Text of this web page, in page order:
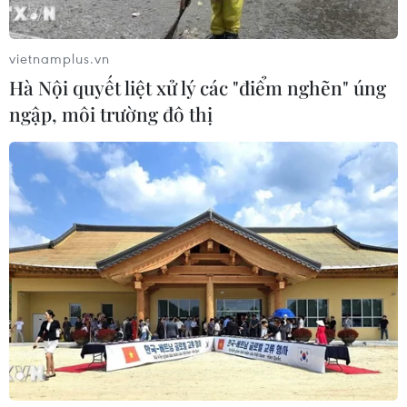
Thái Lan phát hiện hóa thạch khủng
long ăn thịt hơn 130 triệu năm tuổi
05/08/2026 00:00
WHO ghi nhận tín hiệu tích cực từ
thử nghiệm điều trị Ebola tại Congo
04/08/2026 22:42
Đến năm 2030, Việt Nam làm chủ tối
thiểu 10 công nghệ lõi
04/08/2026 15:34
vietnamplus.vn
Hà Nội quyết liệt xử lý các "điểm nghẽn" úng
ngập, môi trường đô thị